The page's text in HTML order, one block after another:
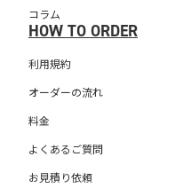
コラム
HOW TO ORDER
利用規約
オーダーの流れ
料金
よくあるご質問
お見積り依頼